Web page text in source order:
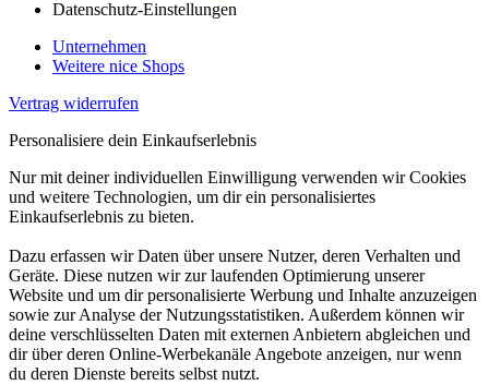
Datenschutz-Einstellungen
Unternehmen
Weitere nice Shops
Vertrag widerrufen
Personalisiere dein Einkaufserlebnis
Nur mit deiner individuellen Einwilligung verwenden wir Cookies
und weitere Technologien, um dir ein personalisiertes
Einkaufserlebnis zu bieten.
Dazu erfassen wir Daten über unsere Nutzer, deren Verhalten und
Geräte. Diese nutzen wir zur laufenden Optimierung unserer
Website und um dir personalisierte Werbung und Inhalte anzuzeigen
sowie zur Analyse der Nutzungsstatistiken. Außerdem können wir
deine verschlüsselten Daten mit externen Anbietern abgleichen und
dir über deren Online-Werbekanäle Angebote anzeigen, nur wenn
du deren Dienste bereits selbst nutzt.